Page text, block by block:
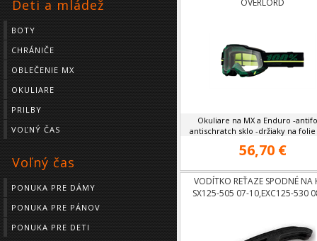
Deti a mládež
BOTY
CHRÁNIČE
OBLEČENIE MX
OKULIARE
PRILBY
VOĽNÝ ČAS
Voľný čas
PONUKA PRE DÁMY
PONUKA PRE PÁNOV
PONUKA PRE DETI
Okuliare na MX a Enduro -
antischratch sklo -držiaky na folie
56,70 €
VODÍTKO REŤAZE SPODNÉ NA
SX125-505 07-10,EXC125-530